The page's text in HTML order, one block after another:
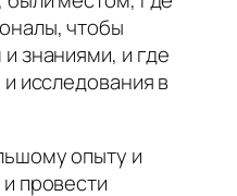
чтобы
знаниями, и где
исследования в
опыту и
провести